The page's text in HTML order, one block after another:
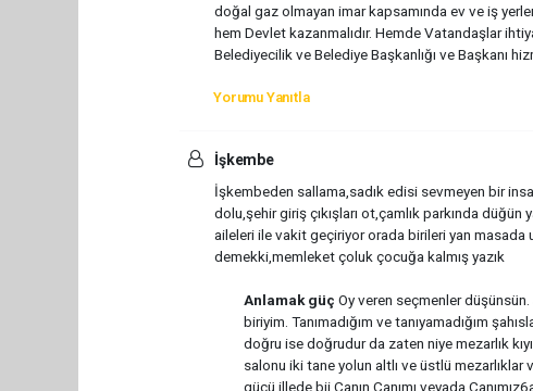
doğal gaz olmayan imar kapsamında ev ve iş
hem Devlet kazanmalıdır. Hemde Vatandaşlar
Belediyecilik ve Belediye Başkanlığı ve Başkanı
Yorumu Yanıtla
İşkembe
İşkembeden sallama,sadık edisi sevmeyen bir
dolu,şehir giriş çıkışları ot,çamlık parkında
aileleri ile vakit geçiriyor orada birileri yan masada
demekki,memleket çoluk çocuğa kalmış yazık
Anlamak güç Oy veren seçmenler
biriyim. Tanımadığım ve tanıyamadığım
doğru ise doğrudur da zaten niye mezarlık
salonu iki tane yolun altlı ve üstlü
gücü illede bii Canın Canımı veyada